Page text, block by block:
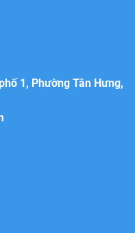
1, Phường Tân Hưng,